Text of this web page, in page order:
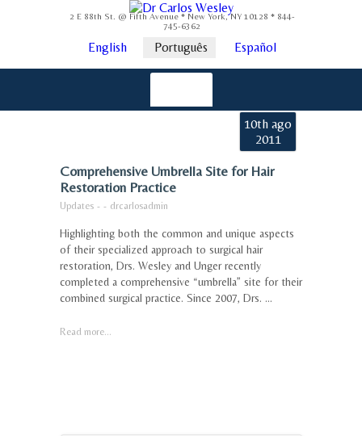
2 E 88th St. @ Fifth Avenue * New York, NY 10128 * 844-
745-6362
English Português Español
10th ago
2011
Comprehensive Umbrella Site for Hair
Restoration Practice
Updates - - drcarlosadmin
Highlighting both the common and unique aspects
of their specialized approach to surgical hair
restoration, Drs. Wesley and Unger recently
completed a comprehensive “umbrella” site for their
combined surgical practice. Since 2007, Drs. ...
Read more...